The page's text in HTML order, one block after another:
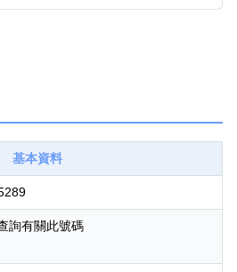
清除全部分類
尾 9字頭
基本資料
詢有關此號碼